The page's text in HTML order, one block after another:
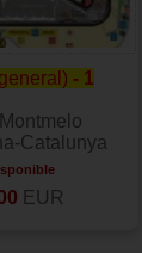
- 1
Catalunya
EUR